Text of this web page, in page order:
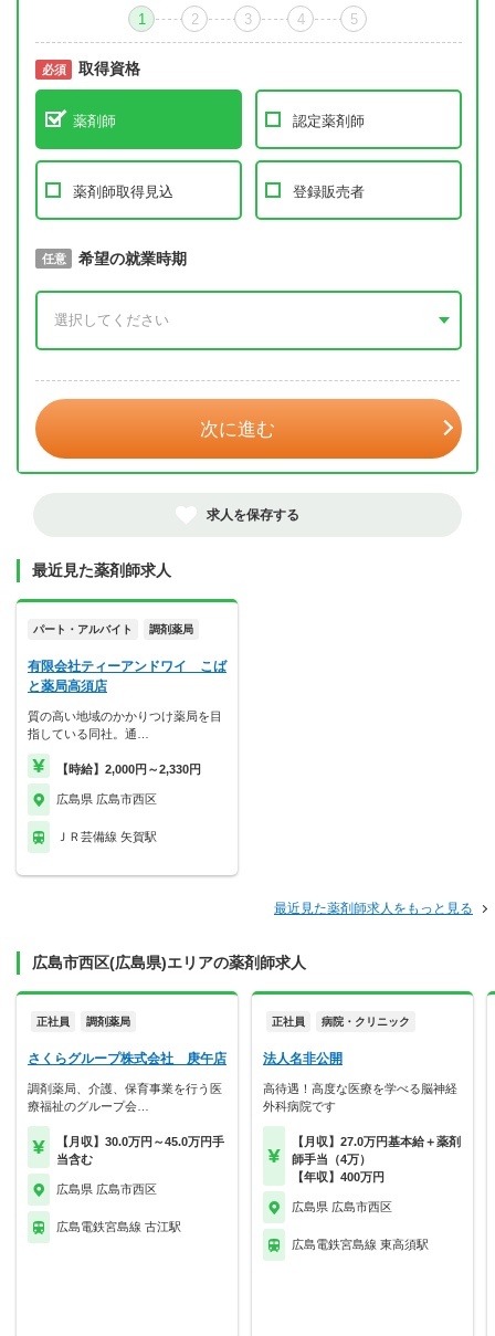
1 2 3 4 5
必須 取得資格
薬剤師 認定薬剤師
薬剤師取得見込 登録販売者
必須 取得予定年
任意 希望の就業時期
次に進む
求人を保存する
最近見た薬剤師求人
パート・アルバイト 調剤薬局
有限会社ティーアンドワイ こば
と薬局高須店
質の高い地域のかかりつけ薬局を目
指している同社。通…
【時給】2,000円～2,330円
広島県 広島市西区
ＪＲ芸備線 矢賀駅
最近見た薬剤師求人をもっと見る
広島市西区(広島県)エリアの薬剤師求人
正社員 調剤薬局
さくらグループ株式会社 庚午店
調剤薬局、介護、保育事業を行う医
療福祉のグループ会…
【月収】30.0万円～45.0万円手
当含む
広島県 広島市西区
広島電鉄宮島線 古江駅
正社員 病院・クリニック
法人名非公開
高待遇！高度な医療を学べる脳神経
外科病院です
【月収】27.0万円基本給＋薬剤
師手当（4万）
【年収】400万円
広島県 広島市西区
広島電鉄宮島線 東高須駅